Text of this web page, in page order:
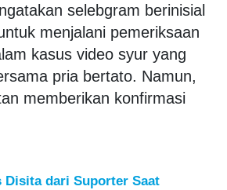
selebgram berinisial
menjalani pemeriksaan
kasus video syur yang
pria bertato. Namun,
memberikan konfirmasi
Disita dari Suporter Saat